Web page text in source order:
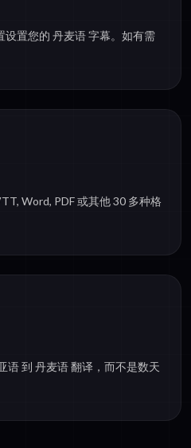
置您的 丹麦语 字幕。如有需
Word, PDF 或其他 30 多种格
语 到 丹麦语 翻译，而不是数天